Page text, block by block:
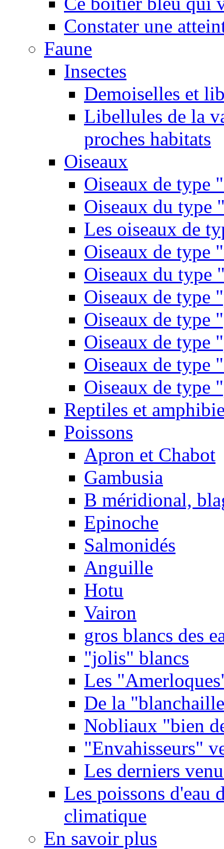
Constater une
Faune
Insectes
Demoiselles et
Libellules de la
proches habitats
Oiseaux
Oiseaux de type
Oiseaux du type
Les oiseaux de
Oiseaux de type
Oiseaux du type
Oiseaux de type
Oiseaux de type
Oiseaux de type
Oiseaux de type
Oiseaux de type
Reptiles et
Poissons
Apron et Chabot
Gambusia
B méridional,
Epinoche
Salmonidés
Anguille
Hotu
Vairon
gros blancs des
"jolis" blancs
Les
De la
Nobliaux "bien
"Envahisseurs"
Les derniers
Les poissons d'eau
climatique
En savoir plus